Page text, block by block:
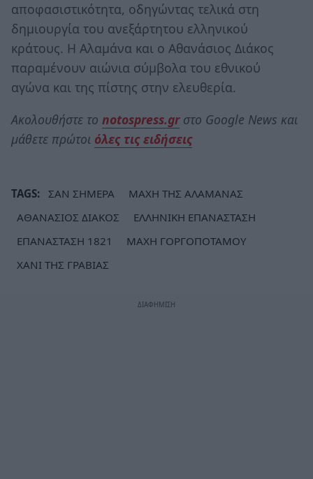
αποφασιστικότητα, οδηγώντας τελικά στη
δημιουργία του ανεξάρτητου ελληνικού
κράτους. Η Αλαμάνα και ο Αθανάσιος Διάκος
παραμένουν αιώνια σύμβολα του εθνικού
αγώνα και της πίστης στην ελευθερία.
Ακολουθήστε το notospress.grστο Google News και
μάθετε πρώτοι όλες τις ειδήσεις
TAGS: ΣΑΝ ΣΗΜΕΡΑ
ΜΑΧΗ ΤΗΣ ΑΛΑΜΑΝΑΣ
ΑΘΑΝΑΣΙΟΣ ΔΙΑΚΟΣ
ΕΛΛΗΝΙΚΗ ΕΠΑΝΑΣΤΑΣΗ
ΕΠΑΝΑΣΤΑΣΗ 1821
ΜΑΧΗ ΓΟΡΓΟΠΟΤΑΜΟΥ
ΧΑΝΙ ΤΗΣ ΓΡΑΒΙΑΣ